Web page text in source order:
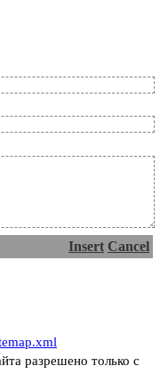
Insert Cancel
разрешено только с